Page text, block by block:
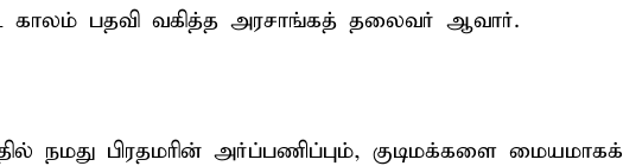
காலம் பதவி வகித்த அரசாங்கத் தலைவர் ஆவார்.
நமது பிரதமரின் அர்ப்பணிப்பும், குடிமக்களை மையமாகக்